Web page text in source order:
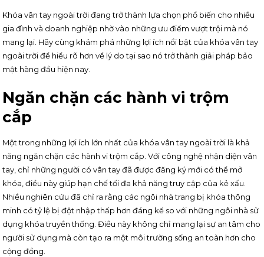
Khóa vân tay ngoài trời đang trở thành lựa chọn phổ biến cho nhiều
gia đình và doanh nghiệp nhờ vào những ưu điểm vượt trội mà nó
mang lại. Hãy cùng khám phá những lợi ích nổi bật của khóa vân tay
ngoài trời để hiểu rõ hơn về lý do tại sao nó trở thành giải pháp bảo
mật hàng đầu hiện nay.
Ngăn chặn các hành vi trộm
cắp
Một trong những lợi ích lớn nhất của khóa vân tay ngoài trời là khả
năng ngăn chặn các hành vi trộm cắp. Với công nghệ nhận diện vân
tay, chỉ những người có vân tay đã được đăng ký mới có thể mở
khóa, điều này giúp hạn chế tối đa khả năng truy cập của kẻ xấu.
Nhiều nghiên cứu đã chỉ ra rằng các ngôi nhà trang bị khóa thông
minh có tỷ lệ bị đột nhập thấp hơn đáng kể so với những ngôi nhà sử
dụng khóa truyền thống. Điều này không chỉ mang lại sự an tâm cho
người sử dụng mà còn tạo ra một môi trường sống an toàn hơn cho
cộng đồng.